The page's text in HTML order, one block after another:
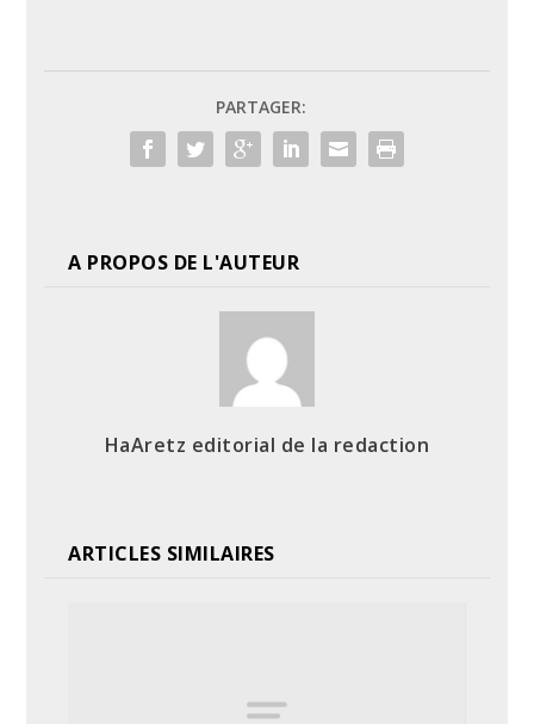
PARTAGER:
A PROPOS DE L'AUTEUR
HaAretz editorial de la redaction
ARTICLES SIMILAIRES